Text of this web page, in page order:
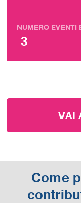
NUMERO EVENTI
3
VAI
Come